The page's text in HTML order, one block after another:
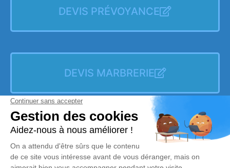
DEVIS PRÉVOYANCE
DEVIS MARBRERIE
Beaumont Funéraire